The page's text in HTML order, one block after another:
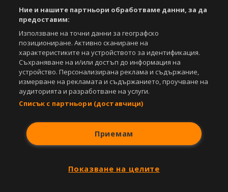
Ние и нашите партньори обработваме данни, за да
предоставим:
Използване на точни данни за географско
позициониране. Активно сканиране на
характеристиките на устройството за идентификация.
Съхраняване на и/или достъп до информация на
устройство. Персонализирана реклама и съдържание,
измерване на рекламата и съдържанието, проучване на
аудиторията и разработване на услуги.
Списък с партньори (доставчици)
Приемам
Показване на целите